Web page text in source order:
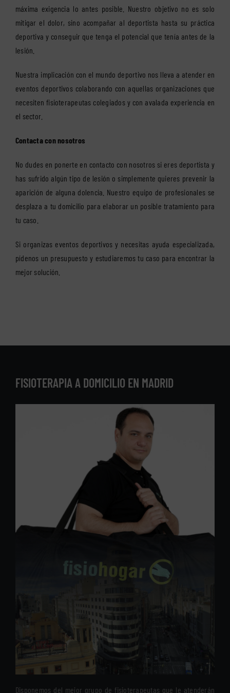
máxima exigencia lo antes posible. Nuestro objetivo no es solo
mitigar el dolor, sino acompañar al deportista hasta su práctica
deportiva y conseguir que tenga el potencial que tenía antes de la
lesión.
Nuestra implicación con el mundo deportivo nos lleva a atender en
eventos deportivos colaborando con aquellas organizaciones que
necesiten fisioterapeutas colegiados y con avalada experiencia en
el sector.
Contacta con nosotros
No dudes en ponerte en contacto con nosotros si eres deportista y
has sufrido algún tipo de lesión o simplemente quieres prevenir la
aparición de alguna dolencia. Nuestro equipo de profesionales se
desplaza a tu domicilio para elaborar un posible tratamiento para
tu caso.
Si organizas eventos deportivos y necesitas ayuda especializada,
pídenos un presupuesto y estudiaremos tu caso para encontrar la
mejor solución.
FISIOTERAPIA A DOMICILIO EN MADRID
Disponemos del mejor grupo de fisioterapeutas que le atenderán